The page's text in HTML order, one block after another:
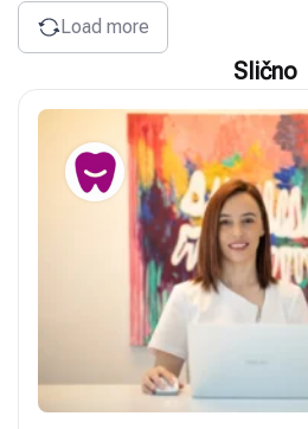
Load more
Slično